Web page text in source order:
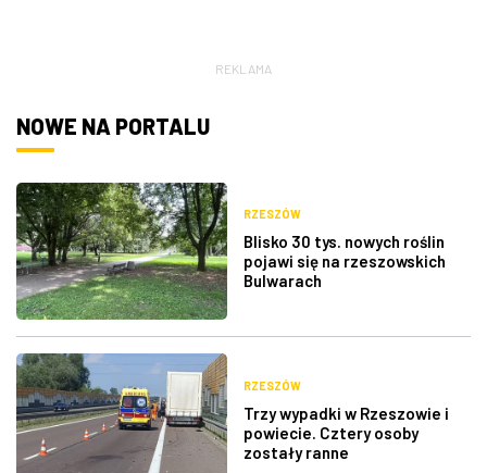
REKLAMA
NOWE NA PORTALU
RZESZÓW
Blisko 30 tys. nowych roślin
pojawi się na rzeszowskich
Bulwarach
RZESZÓW
Trzy wypadki w Rzeszowie i
powiecie. Cztery osoby
zostały ranne